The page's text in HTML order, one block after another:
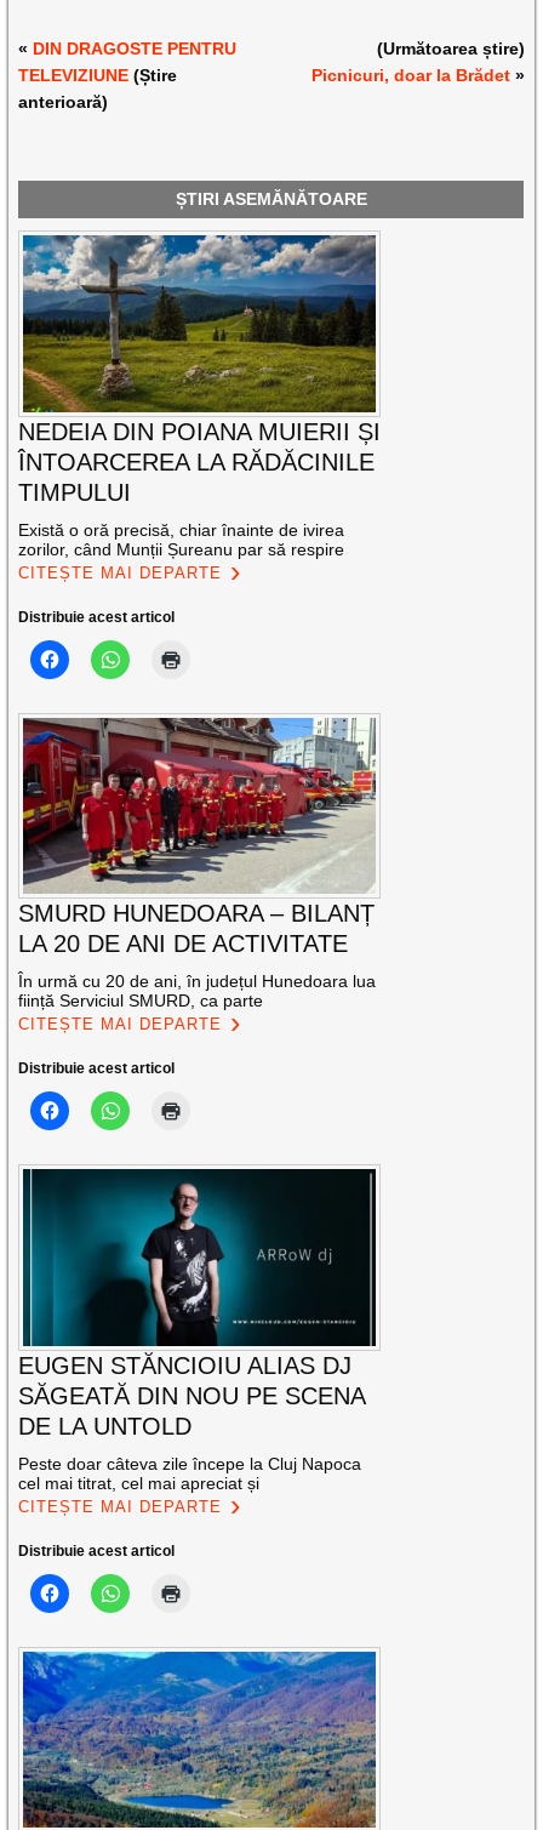
« DIN DRAGOSTE PENTRU
TELEVIZIUNE (Știre
anterioară)
(Următoarea știre)
Picnicuri, doar la Brădet»
ȘTIRI ASEMĂNĂTOARE
NEDEIA DIN POIANA MUIERII ȘI
ÎNTOARCEREA LA RĂDĂCINILE
TIMPULUI
Există o oră precisă, chiar înainte de ivirea
zorilor, când Munții Șureanu par să respire
CITEȘTE MAI DEPARTE
Distribuie acest articol
SMURD HUNEDOARA – BILANȚ
LA 20 DE ANI DE ACTIVITATE
În urmă cu 20 de ani, în județul Hunedoara lua
ființă Serviciul SMURD, ca parte
CITEȘTE MAI DEPARTE
Distribuie acest articol
EUGEN STĂNCIOIU ALIAS DJ
SĂGEATĂ DIN NOU PE SCENA
DE LA UNTOLD
Peste doar câteva zile începe la Cluj Napoca
cel mai titrat, cel mai apreciat și
CITEȘTE MAI DEPARTE
Distribuie acest articol